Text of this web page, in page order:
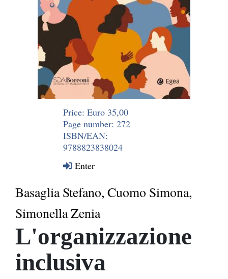
Basaglia Stefano, Cuomo Simona,
Simonella Zenia
L'organizzazione
inclusiva
Price: Euro 35,00
Page number: 272
ISBN/EAN:
9788823838024
Enter